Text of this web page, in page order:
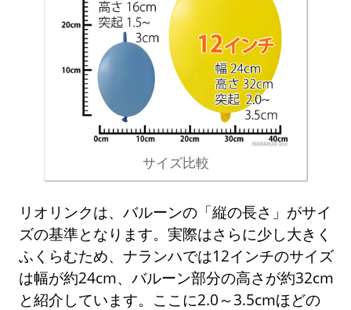
サイズ比較
リオリンクは、バルーンの「縦の長さ」がサイ
ズの基準となります。実際はさらに少し大きく
ふくらむため、ナランハでは12インチのサイズ
は幅が約24cm、バルーン部分の高さが約32cm
と紹介しています。ここに2.0～3.5cmほどの